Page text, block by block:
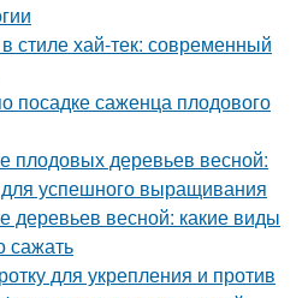
стиле хай-тек: современный
посадке саженца плодового
плодовых деревьев весной:
для успешного выращивания
деревьев весной: какие виды
сажать
для укрепления и против